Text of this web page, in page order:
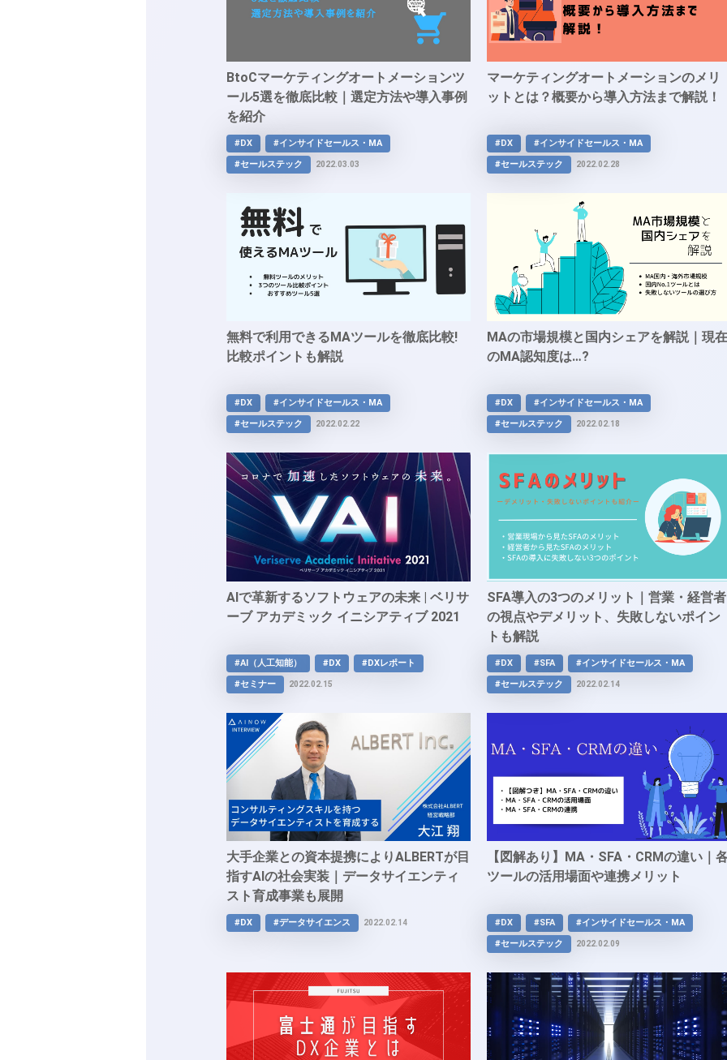
BtoCマーケティングオートメーションツ
ール5選を徹底比較｜選定方法や導入事例
を紹介
#DX
#インサイドセールス・MA
#セールステック
2022.03.03
マーケティングオートメーションのメリ
ットとは？概要から導入方法まで解説！
#DX
#インサイドセールス・MA
#セールステック
2022.02.28
無料で利用できるMAツールを徹底比較!
比較ポイントも解説
#DX
#インサイドセールス・MA
#セールステック
2022.02.22
MAの市場規模と国内シェアを解説｜現在
のMA認知度は…?
#DX
#インサイドセールス・MA
#セールステック
2022.02.18
AIで革新するソフトウェアの未来 | ベリサ
ーブ アカデミック イニシアティブ 2021
#AI（人工知能） #DX
#DXレポート
#セミナー
2022.02.15
SFA導入の3つのメリット｜営業・経営者
の視点やデメリット、失敗しないポイン
トも解説
#DX #SFA
#インサイドセールス・MA
#セールステック
2022.02.14
大手企業との資本提携によりALBERTが目
指すAIの社会実装｜データサイエンティ
スト育成事業も展開
#DX #データサイエンス 2022.02.14
【図解あり】MA・SFA・CRMの違い｜
ツールの活用場面や連携メリット
#DX #SFA
#インサイドセールス・MA
#セールステック
2022.02.09